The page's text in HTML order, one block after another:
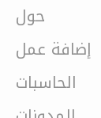
حول
إضافة عمل
الحاسبات